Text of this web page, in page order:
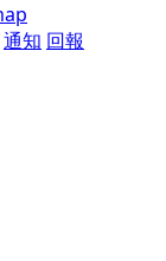
通知 回報